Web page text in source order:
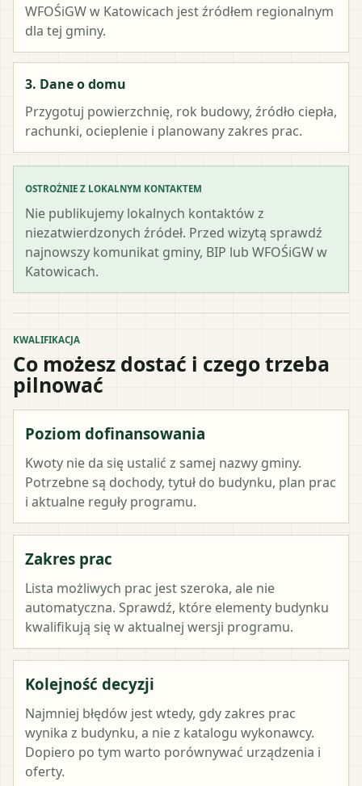
WFOŚiGW w Katowicach jest źródłem regionalnym
dla tej gminy.
3. Dane o domu
Przygotuj powierzchnię, rok budowy, źródło ciepła,
rachunki, ocieplenie i planowany zakres prac.
OSTROŻNIE Z LOKALNYM KONTAKTEM
Nie publikujemy lokalnych kontaktów z
niezatwierdzonych źródeł. Przed wizytą sprawdź
najnowszy komunikat gminy, BIP lub WFOŚiGW w
Katowicach.
KWALIFIKACJA
Co możesz dostać i czego trzeba
pilnować
Poziom dofinansowania
Kwoty nie da się ustalić z samej nazwy gminy.
Potrzebne są dochody, tytuł do budynku, plan prac
i aktualne reguły programu.
Zakres prac
Lista możliwych prac jest szeroka, ale nie
automatyczna. Sprawdź, które elementy budynku
kwalifikują się w aktualnej wersji programu.
Kolejność decyzji
Najmniej błędów jest wtedy, gdy zakres prac
wynika z budynku, a nie z katalogu wykonawcy.
Dopiero po tym warto porównywać urządzenia i
oferty.